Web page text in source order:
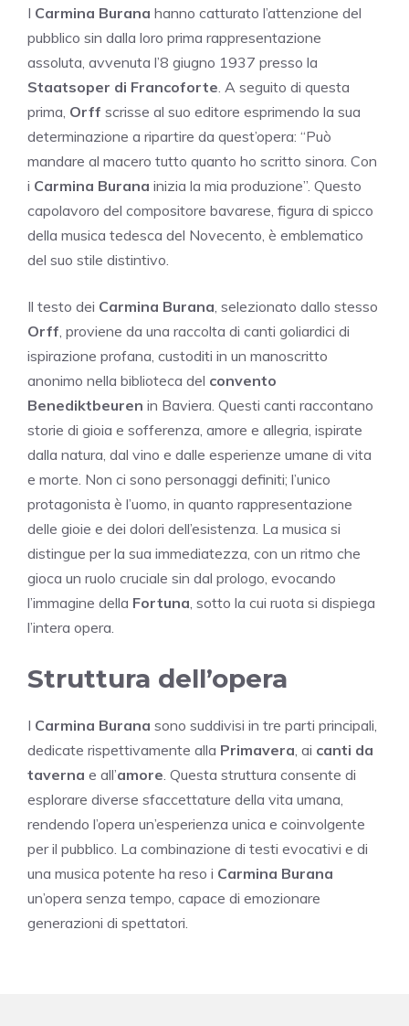
I Carmina Burana hanno catturato l’attenzione del
pubblico sin dalla loro prima rappresentazione
assoluta, avvenuta l’8 giugno 1937 presso la
Staatsoper di Francoforte. A seguito di questa
prima, Orff scrisse al suo editore esprimendo la sua
determinazione a ripartire da quest’opera: “Può
mandare al macero tutto quanto ho scritto sinora. Con
i Carmina Burana inizia la mia produzione”. Questo
capolavoro del compositore bavarese, figura di spicco
della musica tedesca del Novecento, è emblematico
del suo stile distintivo.
Il testo dei Carmina Burana, selezionato dallo stesso
Orff, proviene da una raccolta di canti goliardici di
ispirazione profana, custoditi in un manoscritto
anonimo nella biblioteca del convento
Benediktbeuren in Baviera. Questi canti raccontano
storie di gioia e sofferenza, amore e allegria, ispirate
dalla natura, dal vino e dalle esperienze umane di vita
e morte. Non ci sono personaggi definiti; l’unico
protagonista è l’uomo, in quanto rappresentazione
delle gioie e dei dolori dell’esistenza. La musica si
distingue per la sua immediatezza, con un ritmo che
gioca un ruolo cruciale sin dal prologo, evocando
l’immagine della Fortuna, sotto la cui ruota si dispiega
l’intera opera.
Struttura dell’opera
I Carmina Burana sono suddivisi in tre parti principali,
dedicate rispettivamente alla Primavera, ai canti da
taverna e all’amore. Questa struttura consente di
esplorare diverse sfaccettature della vita umana,
rendendo l’opera un’esperienza unica e coinvolgente
per il pubblico. La combinazione di testi evocativi e di
una musica potente ha reso i Carmina Burana
un’opera senza tempo, capace di emozionare
generazioni di spettatori.